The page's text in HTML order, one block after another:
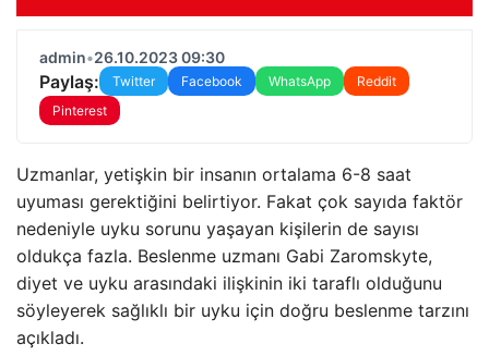
admin•26.10.2023 09:30
Paylaş: Twitter Facebook WhatsApp
Reddit
Pinterest
Uzmanlar, yetişkin bir insanın ortalama 6-8 saat
uyuması gerektiğini belirtiyor. Fakat çok sayıda faktör
nedeniyle uyku sorunu yaşayan kişilerin de sayısı
oldukça fazla. Beslenme uzmanı Gabi Zaromskyte,
diyet ve uyku arasındaki ilişkinin iki taraflı olduğunu
söyleyerek sağlıklı bir uyku için doğru beslenme tarzını
açıkladı.